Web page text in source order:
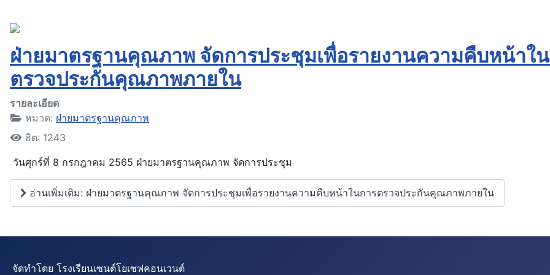
ฝ่ายมาตรฐานคุณภาพ จัดการประชุมเพื่อรายงานความคืบหน้าใ
ตรวจประกันคุณภาพภายใน
รายละเอียด
หมวด: ฝ่ายมาตรฐานคุณภาพ
ฮิต: 1243
วันศุกร์ที่ 8 กรกฎาคม 2565 ฝ่ายมาตรฐานคุณภาพ จัดการประชุม
อ่านเพิ่มเติม: ฝ่ายมาตรฐานคุณภาพ จัดการประชุมเพื่อรายงานความคืบหน้าในการตรวจประกันคุณภาพภายใน
จัดทำโดย โรงเรียนเซนต์โยเซฟคอนเวนต์